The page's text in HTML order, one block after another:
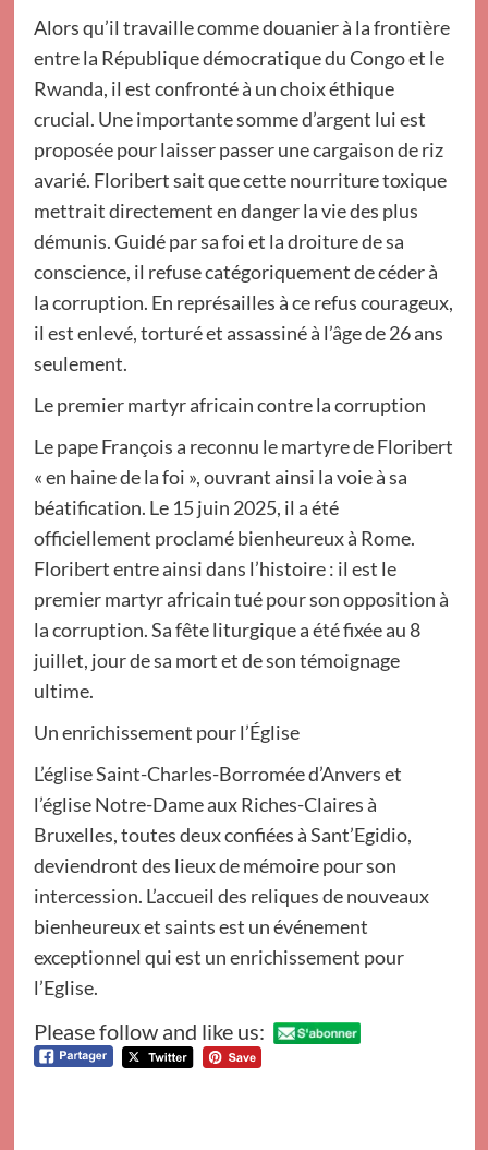
Alors qu’il travaille comme douanier à la frontière
entre la République démocratique du Congo et le
Rwanda, il est confronté à un choix éthique
crucial. Une importante somme d’argent lui est
proposée pour laisser passer une cargaison de riz
avarié. Floribert sait que cette nourriture toxique
mettrait directement en danger la vie des plus
démunis. Guidé par sa foi et la droiture de sa
conscience, il refuse catégoriquement de céder à
la corruption. En représailles à ce refus courageux,
il est enlevé, torturé et assassiné à l’âge de 26 ans
seulement.
Le premier martyr africain contre la corruption
Le pape François a reconnu le martyre de Floribert
« en haine de la foi », ouvrant ainsi la voie à sa
béatification. Le 15 juin 2025, il a été
officiellement proclamé bienheureux à Rome.
Floribert entre ainsi dans l’histoire : il est le
premier martyr africain tué pour son opposition à
la corruption. Sa fête liturgique a été fixée au 8
juillet, jour de sa mort et de son témoignage
ultime.
Un enrichissement pour l’Église
L’église Saint-Charles-Borromée d’Anvers et
l’église Notre-Dame aux Riches-Claires à
Bruxelles, toutes deux confiées à Sant’Egidio,
deviendront des lieux de mémoire pour son
intercession. L’accueil des reliques de nouveaux
bienheureux et saints est un événement
exceptionnel qui est un enrichissement pour
l’Eglise.
Please follow and like us: